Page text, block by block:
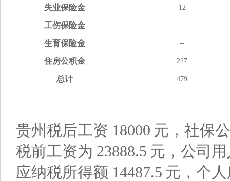
失业保险金 12
工伤保险金 --
生育保险金 --
住房公积金 227
总计 479
贵州税后工资 18000 元，社保
税前工资为 23888.5 元，公司
应纳税所得额 14487.5 元，个